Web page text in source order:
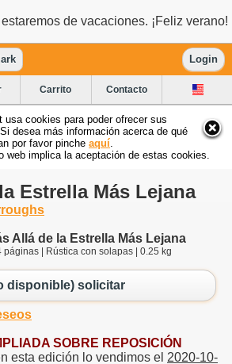
de vacaciones. ¡Feliz verano!
Login
Carrito Contacto
usa cookies para poder ofrecer sus
desea más información acerca de qué
por favor pinche aquí
web implica la aceptación de estas cookies.
Estrella Más Lejana
Allá de la Estrella Más Lejana
páginas | Rústica con solapas | 0.25 kg
disponible) solicitar
SOBRE REPOSICIÓN
esta edición lo vendimos el 2020-10-